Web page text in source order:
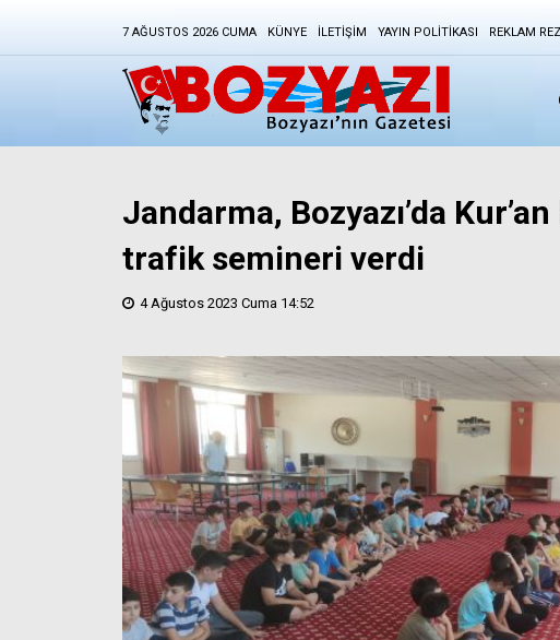
7 AĞUSTOS 2026 CUMA KÜNYE İLETIŞIM YAYIN POLITIKASI REKLAM
Jandarma, Bozyazı’da
trafik semineri verdi
4 Ağustos 2023 Cuma 14:52